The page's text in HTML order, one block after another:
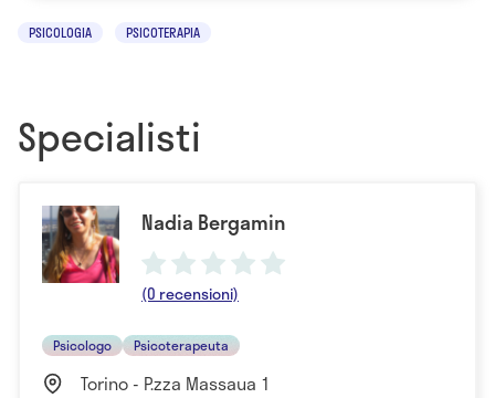
PSICOLOGIA PSICOTERAPIA
Specialisti
Nadia Bergamin
(0 recensioni)
Psicologo Psicoterapeuta
Torino - P.zza Massaua 1